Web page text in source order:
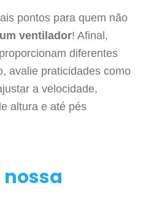
pontos para quem não
ventilador! Afinal,
diferentes
avalie praticidades como
a velocidade,
altura e até pés